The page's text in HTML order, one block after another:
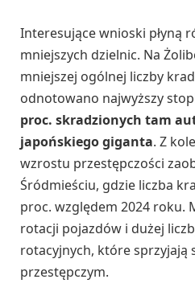
Interesujące wnioski płyną
mniejszych dzielnic. Na
mniejszej ogólnej liczby
odnotowano najwyższy
proc. skradzionych tam
japońskiego giganta. Z
wzrostu przestępczości
Śródmieściu, gdzie liczba
proc. względem 2024 roku.
rotacji pojazdów i dużej
rotacyjnych, które sprzyjają
przestępczym.